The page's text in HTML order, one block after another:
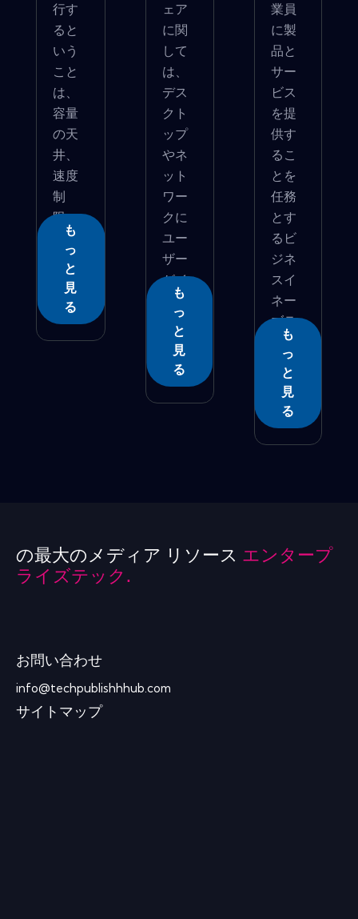
行す
ると
いう
こと
は、
容量
の天
井、
速度
制
限、
パ...
も
っ
と
見
る
ェア
に関
して
は、
デス
クト
ップ
やネ
ット
ワー
クに
ユー
ザー
がイ
ン�...
も
っ
と
見
る
業員
に製
品と
サー
ビス
を提
供す
るこ
とを
任務
とす
るビ
ジネ
スイ
ネー
ブラ
ー�...
も
っ
と
見
る
の最大のメディア リソース エンタープ
ライズテック.
お問い合わせ
info@techpublishhhub.com
サイトマップ